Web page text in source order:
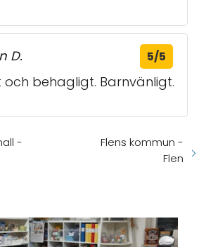
D. 5/5
och behagligt. Barnvänligt.
-
Flens kommun -
Flen